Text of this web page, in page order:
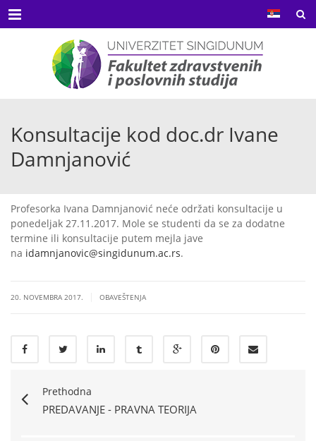
Menu
Konsultacije kod doc.dr Ivane
Damnjanović
Profesorka Ivana Damnjanović neće održati konsultacije u
ponedeljak 27.11.2017. Mole se studenti da se za dodatne
termine ili konsultacije putem mejla jave
na idamnjanovic@singidunum.ac.rs.
20. NOVEMBRA 2017. OBAVEŠTENJA
Prethodna
PREDAVANJE - PRAVNA TEORIJA